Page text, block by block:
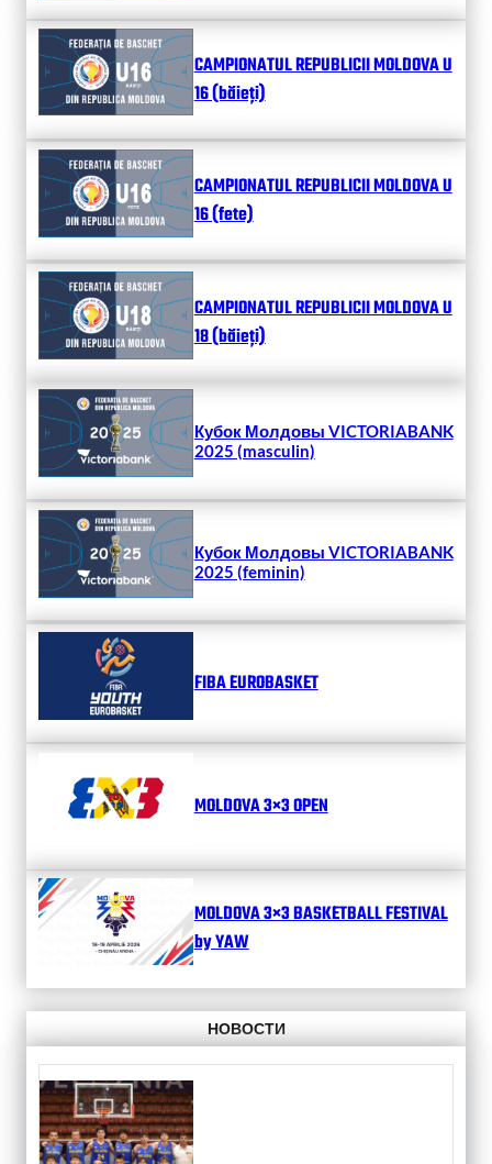
CAMPIONATUL REPUBLICII MOLDOVA U
16 (băieți)
CAMPIONATUL REPUBLICII MOLDOVA U
16 (fete)
CAMPIONATUL REPUBLICII MOLDOVA U
18 (băieți)
Кубок Молдовы VICTORIABANK
2025 (masculin)
Кубок Молдовы VICTORIABANK
2025 (feminin)
FIBA EUROBASKET
MOLDOVA 3×3 OPEN
MOLDOVA 3×3 BASKETBALL FESTIVAL
by YAW
НОВОСТИ